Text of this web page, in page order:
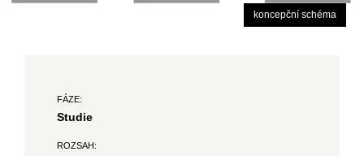
koncepční schéma
FÁZE:
Studie
ROZSAH: